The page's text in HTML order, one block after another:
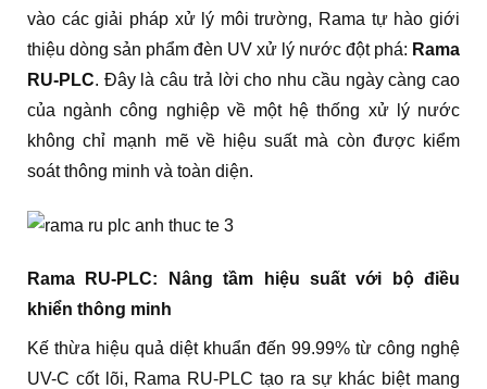
vào các giải pháp xử lý môi trường, Rama tự hào giới
thiệu dòng sản phẩm đèn UV xử lý nước đột phá: Rama
RU-PLC. Đây là câu trả lời cho nhu cầu ngày càng cao
của ngành công nghiệp về một hệ thống xử lý nước
không chỉ mạnh mẽ về hiệu suất mà còn được kiểm
soát thông minh và toàn diện.
Rama RU-PLC: Nâng tầm hiệu suất với bộ điều
khiển thông minh
Kế thừa hiệu quả diệt khuẩn đến 99.99% từ công nghệ
UV-C cốt lõi, Rama RU-PLC tạo ra sự khác biệt mang